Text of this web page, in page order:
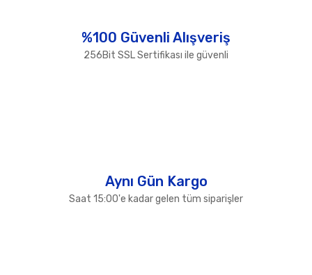
Ürün fiyatı diğer sitelerden daha pahalı.
%100 Güvenli Alışveriş
256Bit SSL Sertifikası ile güvenli
Aynı Gün Kargo
Saat 15:00'e kadar gelen tüm siparişler